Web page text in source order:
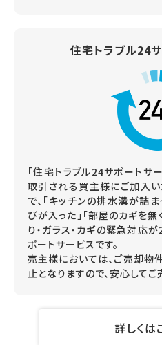
住宅トラブル24
「住宅トラブル24サポートサ
取引される買主様にご加入
で、「キッチンの排水溝が詰
びが入った」「部屋のカギを無
り・ガラス・カギの緊急対応
ポートサービスです。
売主様においては、ご売却物
止となりますので、安心してご
詳しくは